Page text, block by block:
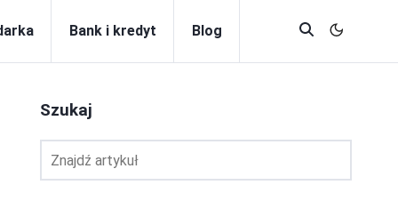
Bank i kredyt Blog
Szukaj